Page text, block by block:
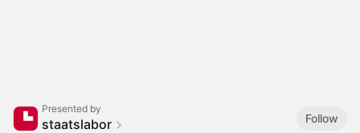
Presented by
staatslabor
Follow